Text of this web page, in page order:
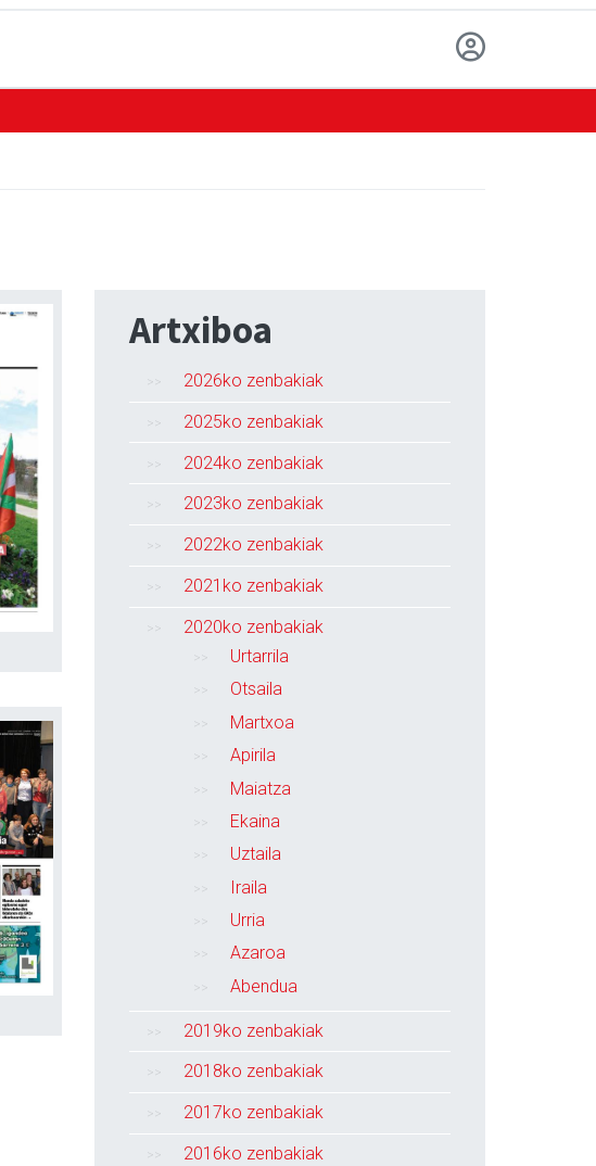
Artxiboa
2026ko zenbakiak
2025ko zenbakiak
2024ko zenbakiak
2023ko zenbakiak
2022ko zenbakiak
2021ko zenbakiak
2020ko zenbakiak
Urtarrila
Otsaila
Martxoa
Apirila
Maiatza
Ekaina
Uztaila
Iraila
Urria
Azaroa
Abendua
2019ko zenbakiak
2018ko zenbakiak
2017ko zenbakiak
2016ko zenbakiak